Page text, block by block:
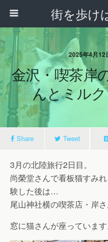
街を歩
2025年4月12
金沢・喫茶岸
んとミル
Share Tweet
3月の北陸旅行2日目。
尚榮堂さんで看板猫すみ
験した後は…
尾山神社横の喫茶店・岸
窓に猫さんが座っています